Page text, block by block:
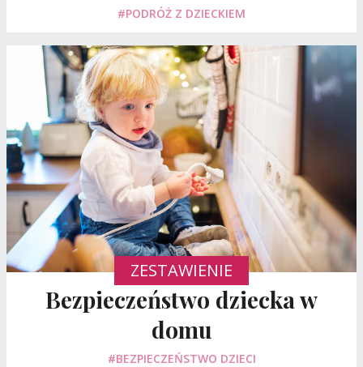
#PODRÓŻ Z DZIECKIEM
ZESTAWIENIE
Bezpieczeństwo dziecka w
domu
#BEZPIECZEŃSTWO DZIECI